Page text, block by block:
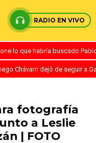
RADIO EN VIVO
lo que habría buscado
Chávarri dejó de seguir a
fotografía
a Leslie
| FOTO